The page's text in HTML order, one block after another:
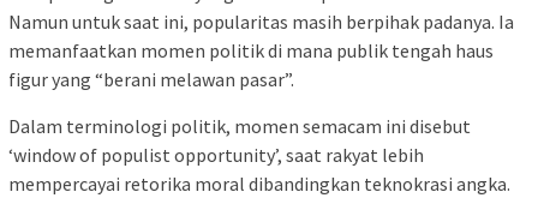
Namun untuk saat ini, popularitas masih berpihak padanya. Ia
memanfaatkan momen politik di mana publik tengah haus
figur yang “berani melawan pasar”.
Dalam terminologi politik, momen semacam ini disebut
‘window of populist opportunity’, saat rakyat lebih
mempercayai retorika moral dibandingkan teknokrasi angka.